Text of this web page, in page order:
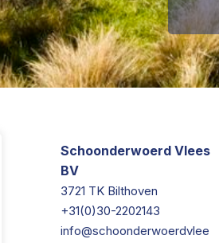
Schoonderwoerd Vlees
BV
3721 TK Bilthoven
+31(0)30-2202143
info@schoonderwoerdvlee